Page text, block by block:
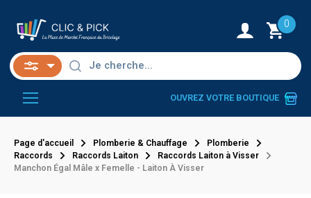
0
OUVREZ VOTRE BOUTIQUE
Page d'accueil Plomberie & Chauffage
Plomberie
Raccords
Raccords Laiton
Raccords Laiton à Visser
Manchon Égal Mâle x Femelle - Laiton À Visser